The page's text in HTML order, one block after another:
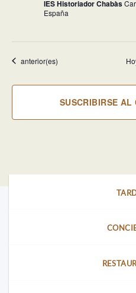
IES Historiador Chabàs
España
Eventos
anterior(es)
SUSCRIBIRSE AL